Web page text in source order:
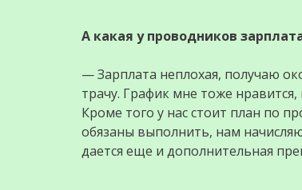
А какая у проводников
— Зарплата неплохая, получаю
трачу. График мне тоже
Кроме того у нас стоит план по
обязаны выполнить, нам
дается еще и дополнительная